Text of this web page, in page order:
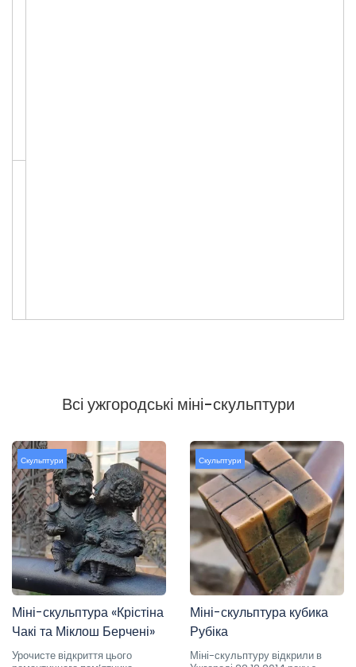
Всі ужгородські міні-скульптури
Скульптури
Міні-скульптура «Крістіна
Чакі та Міклош Берчені»
Урочисте відкриття цього
Скульптури
Міні-скульптура кубика
Рубіка
Міні-скульптуру відкрили в